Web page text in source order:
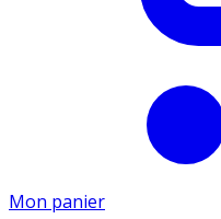
Mon panier